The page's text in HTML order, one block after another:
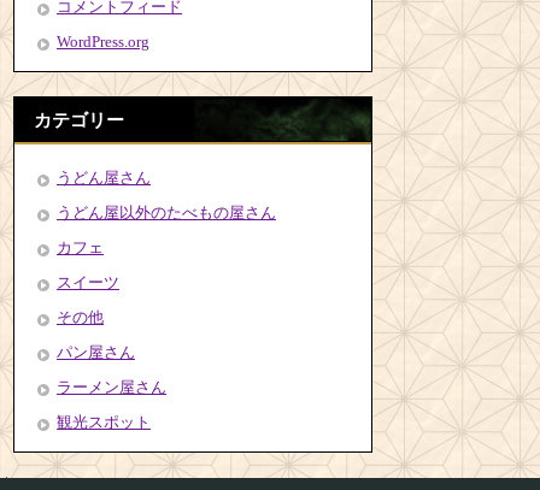
コメントフィード
WordPress.org
カテゴリー
うどん屋さん
うどん屋以外のたべもの屋さん
カフェ
スイーツ
その他
パン屋さん
ラーメン屋さん
観光スポット